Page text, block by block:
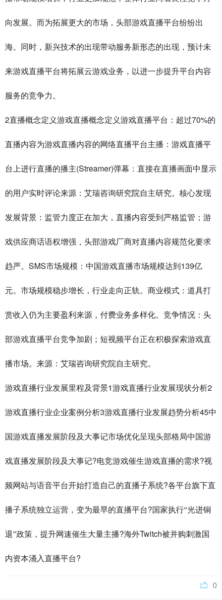
向发展。而为拓展更大的市场，头部游戏直播平台纷纷出
海。同时，新兴技术的出现带动服务新形态的出现，预计未
来游戏直播平台将拓展云游戏业务，以进一步提升平台内容
服务的竞争力。
2直播概念定义游戏直播概念定义游戏直播平台：超过70%的
直播内容为游戏直播内容的网络直播平台主播：游戏直播平
台上进行直播的播主(Streamer)弹幕：直接在直播画面中显示
的用户实时评论来源：艾瑞咨询研究院自主研究。核心发现
发展背景：监管力度正在加大，直播内容受到严格监管；游
戏供应商话语权增强，头部游戏厂商对直播内容规范化要求
趋严。 SMS市场规模：中国游戏直播市场规模达到 139亿
元。市场规模稳步增长，行业走向正轨。商业模式：道具打
赏收入仍为主要盈利来源，付费业务多样化。竞争情况：头
部游戏直播平台竞争加剧；短视频平台正在积极探索游戏直
播市场。来源：艾瑞咨询研究院自主研究。
游戏直播行业发展里程及背景1游戏直播行业发展现状分析2
游戏直播行业企业案例分析3游戏直播行业发展趋势分析45中
国游戏直播发展阶段及大事记市场优化呈现头部格局中国游
戏直播发展阶段及大事记?电竞游戏催生游戏直播的需求?视
频网站与语音平台开始打造自己的直播子系统?各平台旗下直
播子系统独立运营，变为最早的直播平台?国家执行“光进铜
退”政策，提升网速催生大量主播?海外Twitch被并购刺激国
内资本涌入直播平台?
0